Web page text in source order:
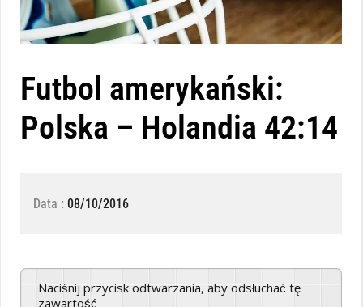
Futbol amerykański:
Polska – Holandia 42:14
Data : 08/10/2016
Naciśnij przycisk odtwarzania, aby odsłuchać tę
zawartość